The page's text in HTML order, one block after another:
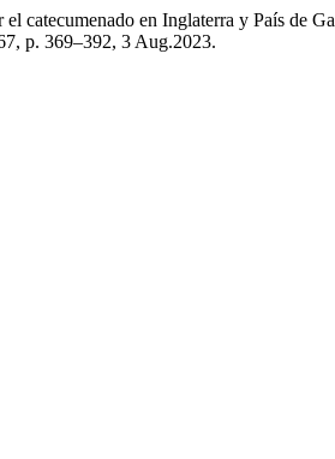
el catecumenado en Inglaterra y País de
p. 369–392, 3 Aug.2023.